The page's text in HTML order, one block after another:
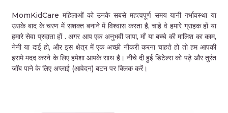
MomKidCare महिलाओं को उनके सबसे महत्वपूर्ण समय यानी गर्भावस्था या
उसके बाद के चरण में सशक्त बनाने में विश्वास करता है, चाहे वे हमारे ग्राहक हों या
हमारे सेवा प्रदाता हों . अगर आप एक अनुभवी जापा, माँ या बच्चे की मालिश का काम,
नेनी या दाई हो, और इस क्षेत्र में एक अच्छी नौकरी करना चाहते हो तो हम आपकी
इसमे मदद करने के लिए हमेशा आपके साथ है। नीचे दी हुई डिटेल्स को पढ़े और तुरंत
जॉब पाने के लिए अप्लाई (आवेदन) बटन पर क्लिक करें।